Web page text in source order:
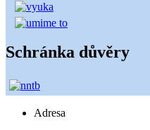
Schránka důvěry
Adresa